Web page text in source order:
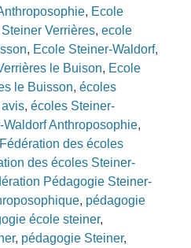
, Ecole
Verrières,ecole
, Ecole Steiner-Waldorf,
le Buison, Ecole
le Buisson,écoles
,écoles Steiner-
Anthroposophie,
Fédération des écoles
des écoles Steiner-
Pédagogie Steiner-
, pédagogie
école steiner,
, pédagogie Steiner,